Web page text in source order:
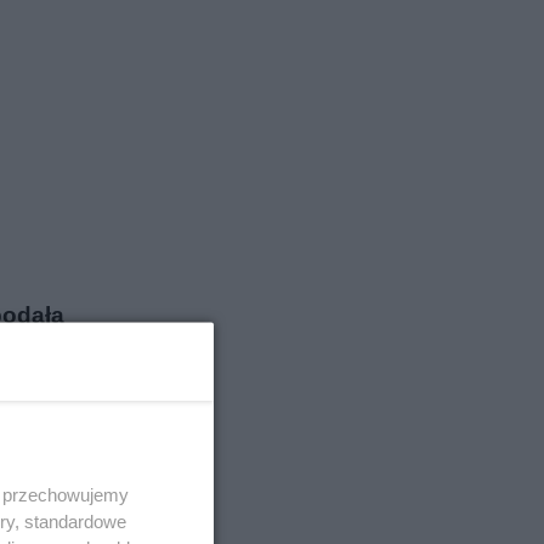
standardowe